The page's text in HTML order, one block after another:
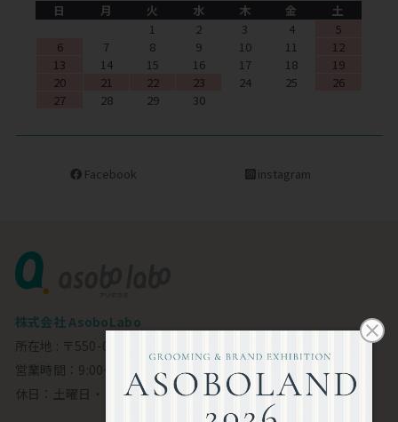
日
月 火 水 木 金
土
1
2 3 4
5
6
7 8 9 10 11
12
13
14 15 16 17 18
19
20
21 22 23 24 25
26
27
28 29 30
Facebook instagram
株式会社 AsoboLabo
所在地 : 〒550-0002 大阪市西区江戸堀1-23-11 6F
営業時間：9:00～18:00
休日：土曜日・日曜日・祝日